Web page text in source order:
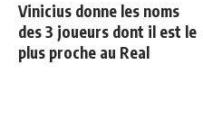
Vinicius donne les noms
des 3 joueurs dont il est le
plus proche au Real